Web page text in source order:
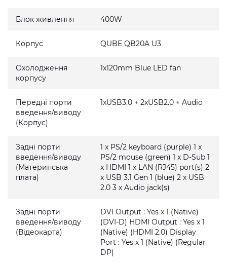
Блок живлення 400W
Корпус QUBE QB20A U3
Охолодження
корпусу
1x120mm Blue LED fan
Передні порти
введення/виводу
(Корпус)
1xUSB3.0 + 2xUSB2.0 + Audio
Задні порти
введення/виводу
(Материнська
плата)
1 x PS/2 keyboard (purple) 1 x
PS/2 mouse (green) 1 x D-Sub 1
x HDMI 1 x LAN (RJ45) port(s) 2
x USB 3.1 Gen 1 (blue) 2 x USB
2.0 3 x Audio jack(s)
Задні порти
введення/виводу
(Відеокарта)
DVI Output : Yes x 1 (Native)
(DVI-D) HDMI Output : Yes x 1
(Native) (HDMI 2.0) Display
Port : Yes x 1 (Native) (Regular
DP)